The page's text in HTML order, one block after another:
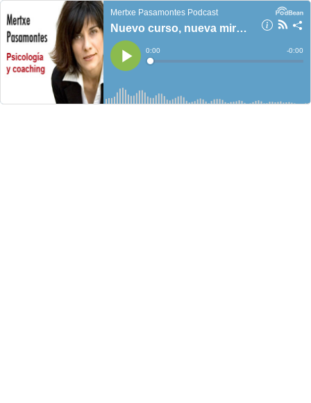
Mertxe Pasamontes Podcast
Nuevo curso, nueva mirada
Play
Current
Time
0:00
Loaded
-0:00